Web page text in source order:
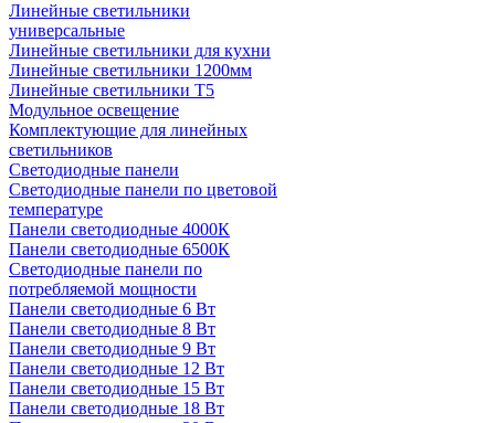
Линейные светильники
универсальные
Линейные светильники для кухни
Линейные светильники 1200мм
Линейные светильники Т5
Модульное освещение
Комплектующие для линейных
светильников
Светодиодные панели
Светодиодные панели по цветовой
температуре
Панели светодиодные 4000К
Панели светодиодные 6500К
Светодиодные панели по
потребляемой мощности
Панели светодиодные 6 Вт
Панели светодиодные 8 Вт
Панели светодиодные 9 Вт
Панели светодиодные 12 Вт
Панели светодиодные 15 Вт
Панели светодиодные 18 Вт